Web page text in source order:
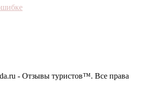
- Отзывы туристов™. Все права